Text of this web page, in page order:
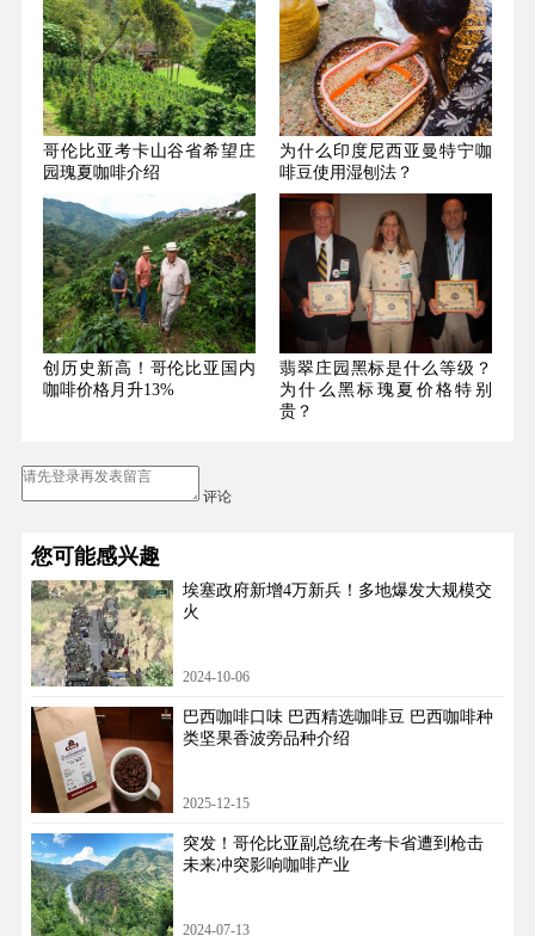
哥伦比亚考卡山谷省希望庄
园瑰夏咖啡介绍
为什么印度尼西亚曼特宁咖
啡豆使用湿刨法？
创历史新高！哥伦比亚国内
咖啡价格月升13%
翡翠庄园黑标是什么等级？
为什么黑标瑰夏价格特别
贵？
评论
您可能感兴趣
埃塞政府新增4万新兵！多地爆发大规模交
火
2024-10-06
巴西咖啡口味 巴西精选咖啡豆 巴西咖啡种
类坚果香波旁品种介绍
2025-12-15
突发！哥伦比亚副总统在考卡省遭到枪击
未来冲突影响咖啡产业
2024-07-13